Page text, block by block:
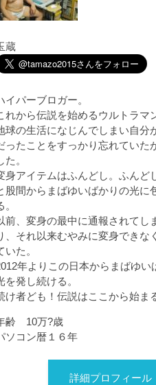
蔵
イパーブロガー。
れから伝説を始めるウルトラマ
球の生活になじんでしまい自分
ったことをすっかり忘れていた
た。
身アイテムはふんどし。ふんど
股間からまばゆいばかりの光に
。
前、変身の最中に通報されてし
、それ以来むやみに変身できな
いた。
年よりこの日本からまばゆい
を発し続ける。
け者ども！伝説はここから始ま
齢 10万?歳
ソコン暦１６年
詳細プロフィール